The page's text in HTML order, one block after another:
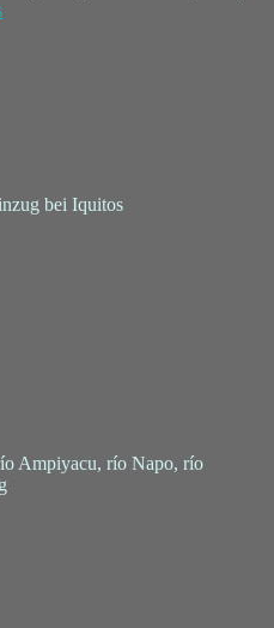
bei Iquitos
Ampiyacu, río Napo, río